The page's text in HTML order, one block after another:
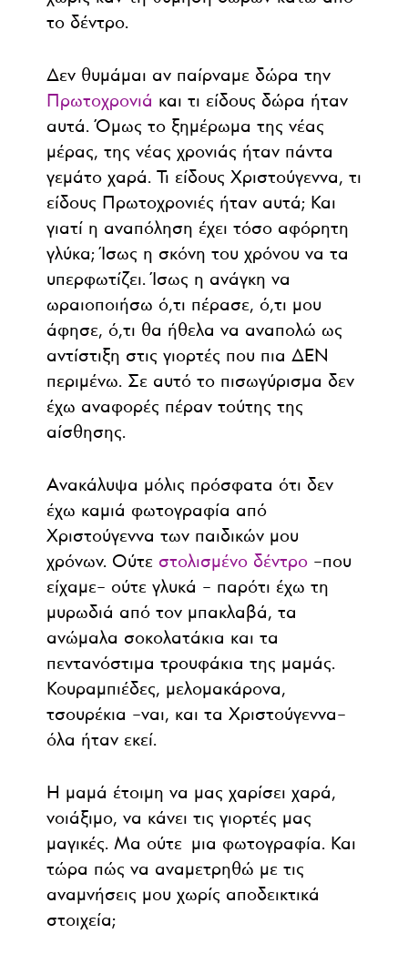
το δέντρο.
Δεν θυμάμαι αν παίρναμε δώρα την
Πρωτοχρονιά και τι είδους δώρα ήταν
αυτά. Όμως το ξημέρωμα της νέας
μέρας, της νέας χρονιάς ήταν πάντα
γεμάτο χαρά. Τι είδους Χριστούγεννα, τι
είδους Πρωτοχρονιές ήταν αυτά; Και
γιατί η αναπόληση έχει τόσο αφόρητη
γλύκα; Ίσως η σκόνη του χρόνου να τα
υπερφωτίζει. Ίσως η ανάγκη να
ωραιοποιήσω ό,τι πέρασε, ό,τι μου
άφησε, ό,τι θα ήθελα να αναπολώ ως
αντίστιξη στις γιορτές που πια ΔΕΝ
περιμένω. Σε αυτό το πισωγύρισμα δεν
έχω αναφορές πέραν τούτης της
αίσθησης.
Ανακάλυψα μόλις πρόσφατα ότι δεν
έχω καμιά φωτογραφία από
Χριστούγεννα των παιδικών μου
χρόνων. Ούτε στολισμένο δέντρο–που
είχαμε– ούτε γλυκά – παρότι έχω τη
μυρωδιά από τον μπακλαβά, τα
ανώμαλα σοκολατάκια και τα
πεντανόστιμα τρουφάκια της μαμάς.
Κουραμπιέδες, μελομακάρονα,
τσουρέκια –ναι, και τα Χριστούγεννα–
όλα ήταν εκεί.
Η μαμά έτοιμη να μας χαρίσει χαρά,
νοιάξιμο, να κάνει τις γιορτές μας
μαγικές. Μα ούτε μια φωτογραφία. Και
τώρα πώς να αναμετρηθώ με τις
αναμνήσεις μου χωρίς αποδεικτικά
στοιχεία;